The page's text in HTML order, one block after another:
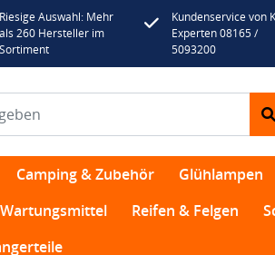
Riesige Auswahl: Mehr
als 260 Hersteller im
Sortiment
Kundenservice von
Experten 08165 /
5093200
Camping & Zubehör Glühlampen
Reifen & Felgen